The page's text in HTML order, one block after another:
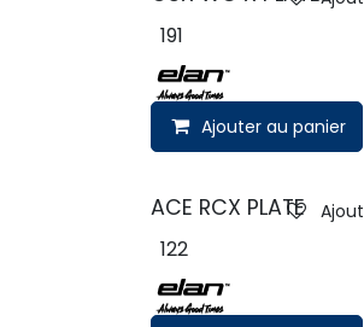
191
Ajouter au panier
ACE RCX PLATE
122